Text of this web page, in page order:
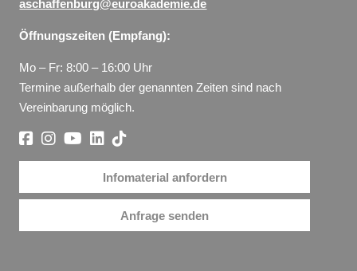
aschaffenburg@euroakademie.de
Öffnungszeiten (Empfang):
Mo – Fr: 8:00 – 16:00 Uhr
Termine außerhalb der genannten Zeiten sind nach
Vereinbarung möglich.
Infomaterial anfordern
Anfrage senden